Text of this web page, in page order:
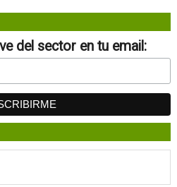
del sector en tu email: